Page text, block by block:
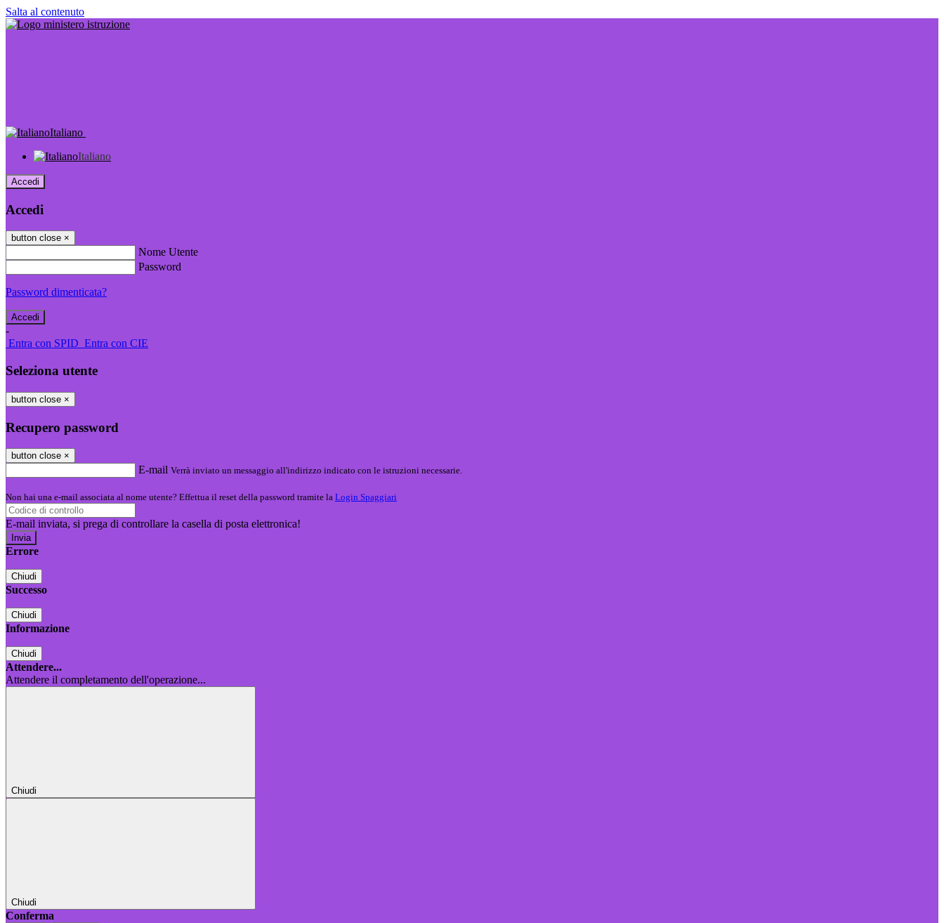
Salta al contenuto
Italiano
Italiano
Accedi
Accedi
button close ×
Nome Utente
Password
Password dimenticata?
-
Entra con SPID Entra con CIE
Seleziona utente
button close ×
Recupero password
button close ×
E-mail Verrà inviato un messaggio all'indirizzo indicato con le istruzioni necessarie.
Non hai una e-mail associata al nome utente? Effettua il reset della password tramite la Login Spaggiari
E-mail inviata, si prega di controllare la casella di posta elettronica!
Errore
Chiudi
Successo
Chiudi
Informazione
Chiudi
Attendere...
Attendere il completamento dell'operazione...
Chiudi
Chiudi
Conferma